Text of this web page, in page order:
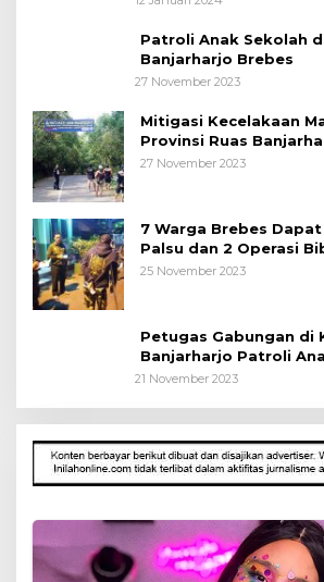
Patroli Anak Sekolah
Banjarharjo Brebes
27 November 2023
Mitigasi Kecelakaan
Provinsi Ruas
27 November 2023
7 Warga Brebes
Palsu dan 2 Operasi
25 November 2023
Petugas Gabungan di
Banjarharjo Patroli
21 November 2023